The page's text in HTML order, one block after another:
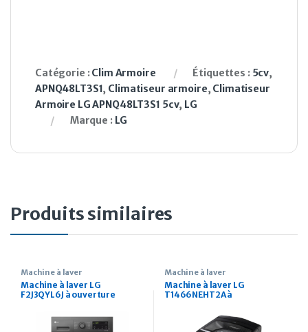
Catégorie :Clim Armoire Étiquettes : 5cv,
APNQ48LT3S1, Climatiseur armoire, Climatiseur
Armoire LG APNQ48LT3S1 5cv, LG
Marque : LG
Produits similaires
Machine à laver
Machine à laver LG
F2J3QYL6J à ouverture
Machine à laver
Machine à laver LG
T1466NEHT2A à